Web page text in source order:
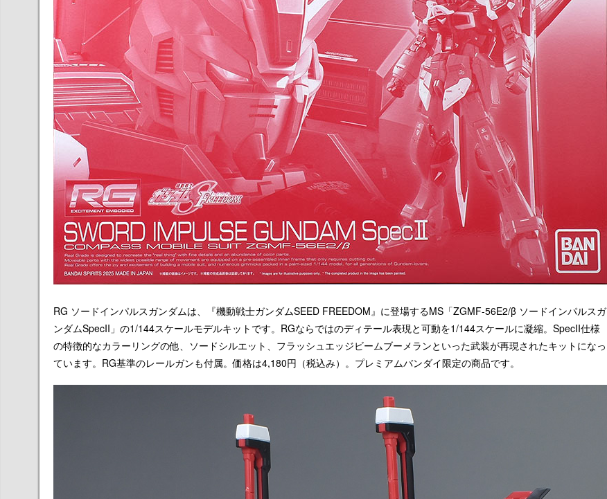
RG ソードインパルスガンダムは、『機動戦士ガンダムSEED FREEDOM』に登場するMS「ZGMF-56E2/β ソードインパルスガ
ンダムSpecII」の1/144スケールモデルキットです。RGならではのディテール表現と可動を1/144スケールに凝縮。SpecII仕様
の特徴的なカラーリングの他、ソードシルエット、フラッシュエッジビームブーメランといった武装が再現されたキットになっ
ています。RG基準のレールガンも付属。価格は4,180円（税込み）。プレミアムバンダイ限定の商品です。